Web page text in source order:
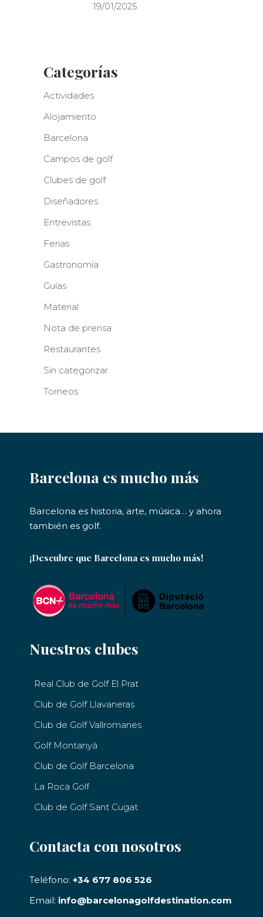
19/01/2025
Categorías
Actividades
Alojamiento
Barcelona
Campos de golf
Clubes de golf
Diseñadores
Entrevistas
Ferias
Gastronomía
Guías
Material
Nota de prensa
Restaurantes
Sin categorizar
Torneos
Barcelona es mucho más
Barcelona es historia, arte, música… y ahora
también es golf.
¡Descubre que Barcelona es mucho más!
Nuestros clubes
Real Club de Golf El Prat
Club de Golf Llavaneras
Club de Golf Vallromanes
Golf Montanyà
Club de Golf Barcelona
La Roca Golf
Club de Golf Sant Cugat
Contacta con nosotros
Teléfono: +34 677 806 526
Email: info@barcelonagolfdestination.com